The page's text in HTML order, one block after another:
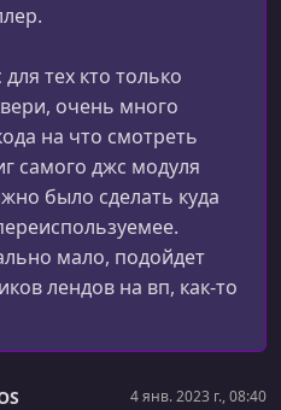
тех кто только
очень много
на что смотреть
самого джс модуля
было сделать куда
мало, подойдет
лендов на вп, как-то
4 янв. 2023 г., 08:40